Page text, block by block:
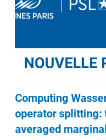
Computing
operator splitting:
averaged